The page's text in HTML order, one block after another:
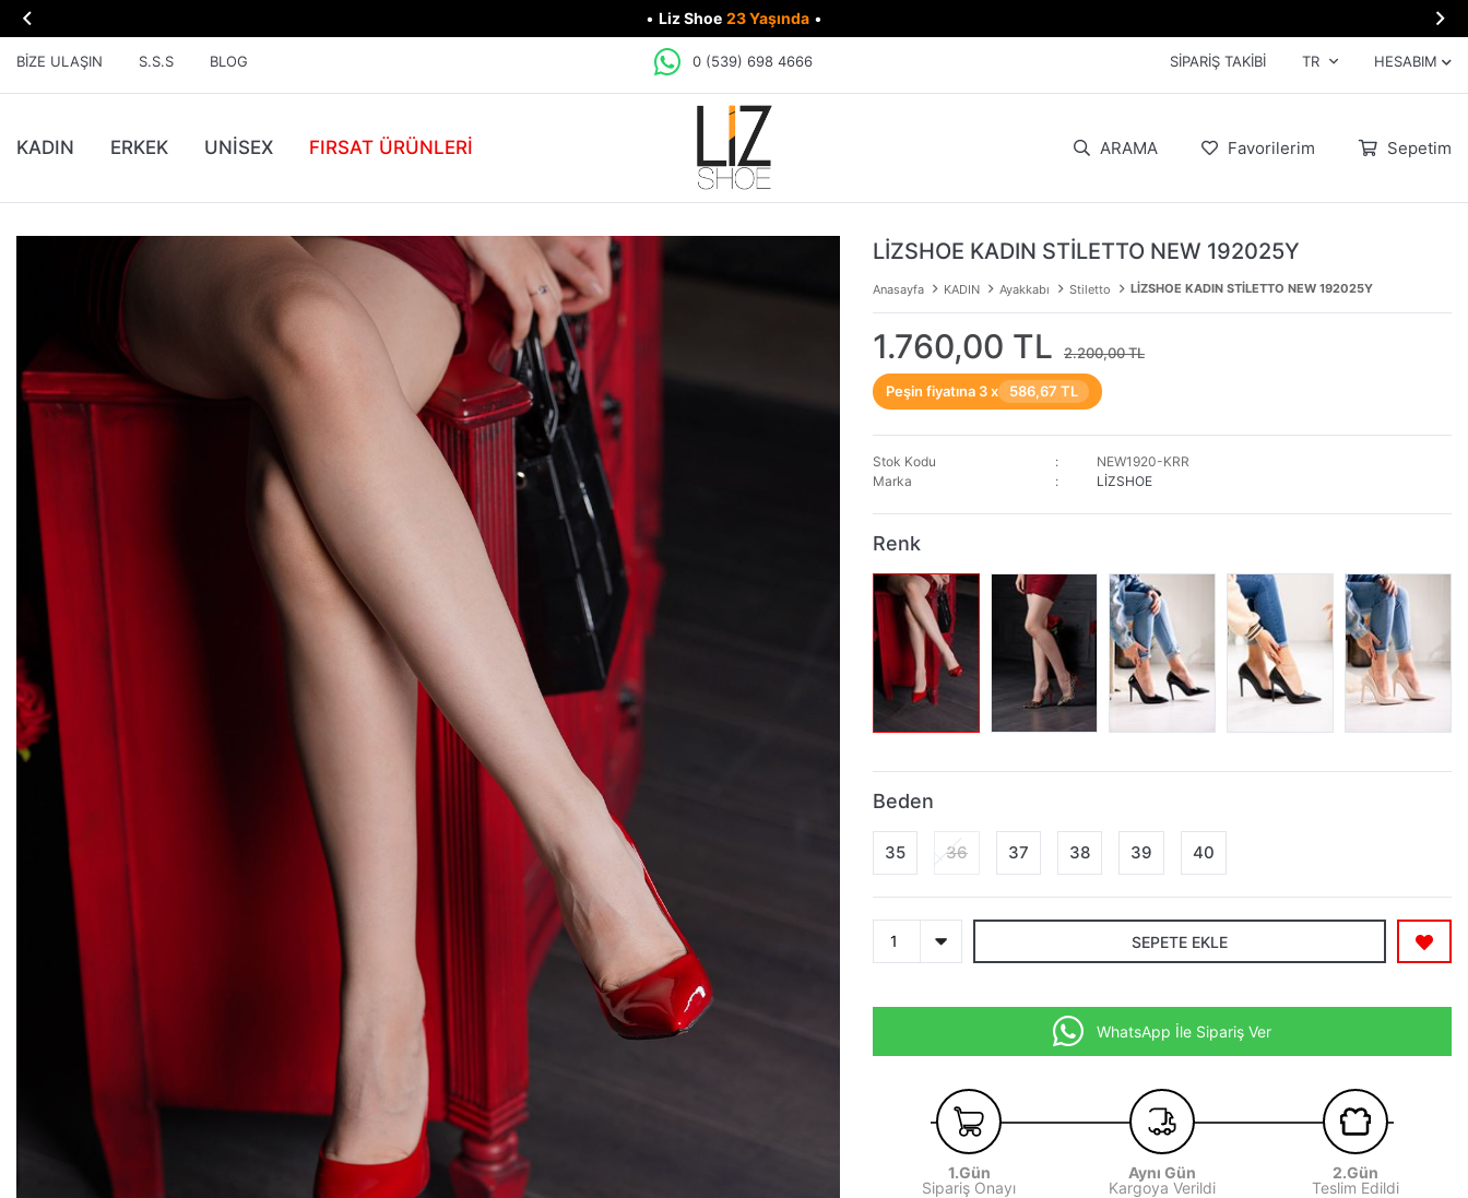
 • Liz Shoe 23 Yaşında • 
BIZE ULAŞIN S.S.S BLOG 0 (539) 698 4666 SIPARIŞ TAKIBI TR HESABIM
KADIN ERKEK UNİSEX FIRSAT ÜRÜNLERI ARAMA Favorilerim Sepetim
LİZSHOE KADIN STİLETTO NEW 192025Y
Anasayfa KADIN Ayakkabı Stiletto LİZSHOE KADIN STİLETTO NEW 192025Y
1.760,00 TL 2.200,00 TL
Peşin fiyatına 3 x 586,67 TL
Stok Kodu
NEW1920-KRR
Marka
LİZSHOE
Renk
Beden
35 36 37 38 39 40
SEPETE EKLE
WhatsApp İle Sipariş Ver
1.Gün
Sipariş Onayı
Aynı Gün
Kargoya Verildi
2.Gün
Teslim Edildi